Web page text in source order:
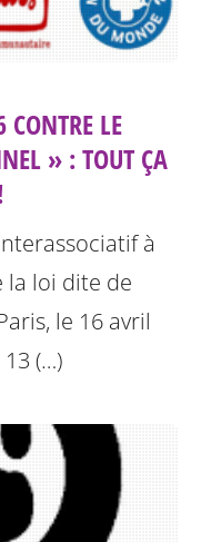
LE
» : TOUT ÇA
à
la loi dite de
le 16 avril
(…)